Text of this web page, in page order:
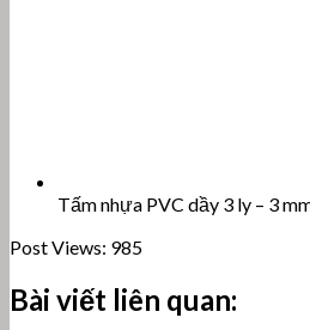
Tấm nhựa PVC dầy 3 ly – 3
Post Views: 985
Bài viết liên quan: